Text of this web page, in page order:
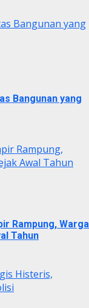
Bangunan yang
Bangunan yang
Rampung,
Awal Tahun
Rampung, Warga
Tahun
Histeris,